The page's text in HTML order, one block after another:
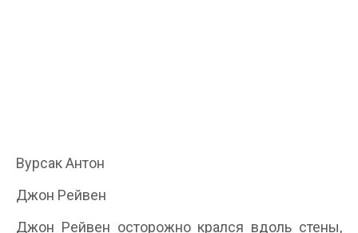
Вурсак Антон
Джон Рейвен
Джон Рейвен осторожно крался вдоль стены,